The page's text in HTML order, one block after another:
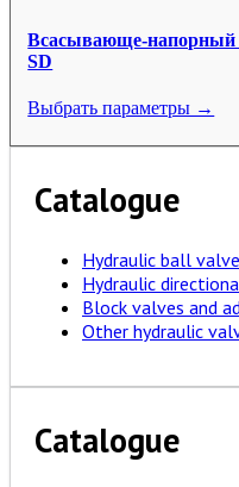
Всасывающе-напорный
SD
Выбрать параметры →
Catalogue
Hydraulic ball
Hydraulic
Block valves and
Other hydraulic
Catalogue